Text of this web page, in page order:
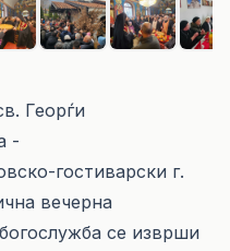
Георѓи
-
гостиварски г.
вечерна
се изврши